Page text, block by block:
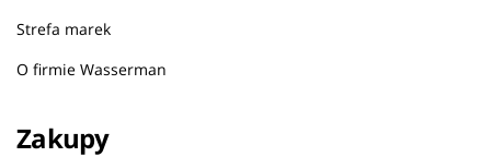
Strefa marek
O firmie Wasserman
Zakupy